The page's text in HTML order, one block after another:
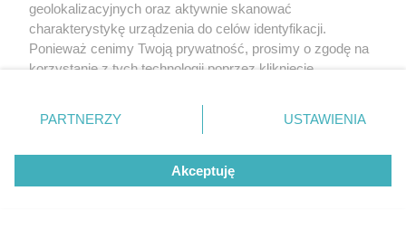
geolokalizacyjnych oraz aktywnie skanować
charakterystykę urządzenia do celów identyfikacji.
Ponieważ cenimy Twoją prywatność, prosimy o zgodę na
korzystanie z tych technologii poprzez kliknięcie
zmienić/wycofać klikając przycisk ustawień prywatności
znajdujący się w lewym dolnym rogu strony
rodzaje przetwarzania danych nie wymagają zgody
użytkownika, ale masz prawo sprzeciwić się takiemu
przetwarzaniu. Preferencje będą miały zastosowanie tylko
PARTNERZY USTAWIENIA
Akceptuję